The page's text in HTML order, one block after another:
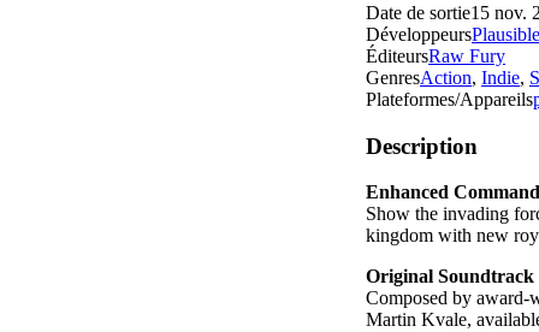
Date de sortie15 nov.
Développeurs
ÉditeursRaw Fury
GenresAction, Indie,
Plateformes/Appareils
Description
Enhanced
Show the invading
kingdom with new
Original Soundtrack
Composed by award-
Martin Kvale,